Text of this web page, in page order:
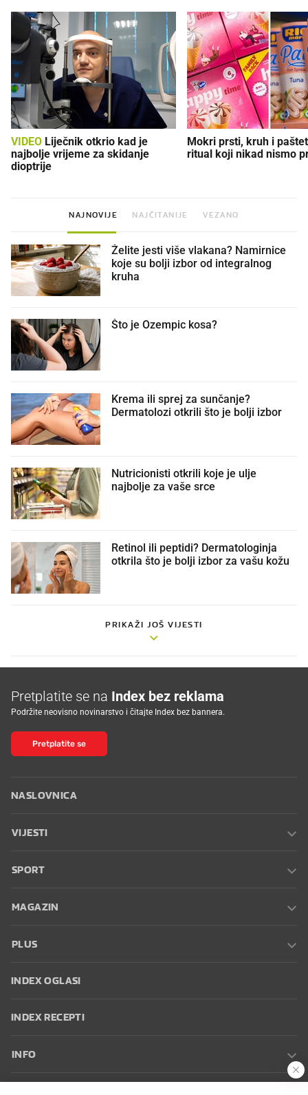
VIDEO
najbolje vrijeme za skidanje
dioptrije
Mokri prsti, kruh i
ritual koji nikad nismo
NAJNOVIJE NAJČITANIJE VEZANO
Želite jesti više vlakana? Namirnice
koje su bolji izbor od integralnog
kruha
Što je Ozempic kosa?
Krema ili sprej za sunčanje?
Dermatolozi otkrili što je bolji izbor
Nutricionisti otkrili koje je ulje
najbolje za vaše srce
Retinol ili peptidi? Dermatologinja
otkrila što je bolji izbor za vašu kožu
PRIKAŽI JOŠ VIJESTI
Pretplatite se na Index bez reklama
Podržite neovisno novinarstvo i čitajte Index bez bannera.
Pretplatite se
NASLOVNICA
VIJESTI
SPORT
MAGAZIN
PLUS
INDEX OGLASI
INDEX RECEPTI
INFO